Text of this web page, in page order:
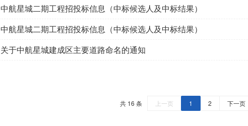
中航星城二期工程招投标信息（中标候选人及中标结果）
中航星城二期工程招投标信息（中标候选人及中标结果）
关于中航星城建成区主要道路命名的通知
共 16 条 上一页 1 2 下一页